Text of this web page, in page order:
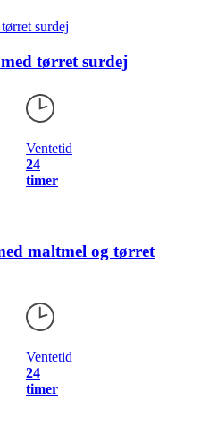
tørret surdej
Ventetid
24
timer
maltmel og tørret
Ventetid
24
timer